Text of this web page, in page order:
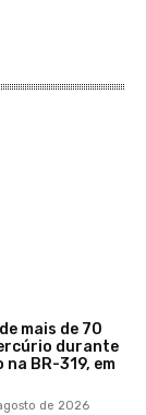
mais de 70
durante
BR-319, em
de 2026